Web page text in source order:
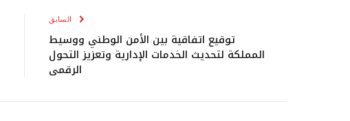
السابق
توقيع اتفاقية بين الأمن الوطني ووسيط
المملكة لتحديث الخدمات الإدارية وتعزيز التحول
الرقمي